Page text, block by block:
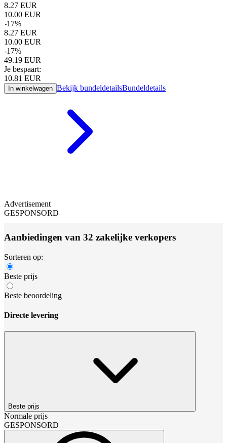
8.27 EUR
10.00 EUR
-17%
8.27 EUR
10.00 EUR
-17%
49.19 EUR
Je bespaart:
10.81 EUR
In winkelwagen Bekijk bundeldetailsBundeldetails
Advertisement
GESPONSORD
Aanbiedingen van 32 zakelijke verkopers
Sorteren op:
Beste prijs
Beste beoordeling
Directe levering
Beste prijs
Normale prijs
GESPONSORD